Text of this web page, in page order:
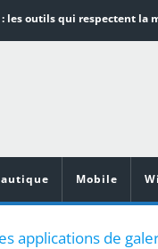
Mobile
applications de